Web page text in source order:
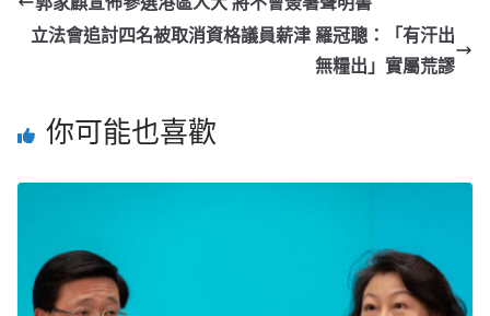
立法會追討四名被取消資格議員薪津 羅冠聰：「有汗出
無糧出」實屬荒謬
你可能也喜歡